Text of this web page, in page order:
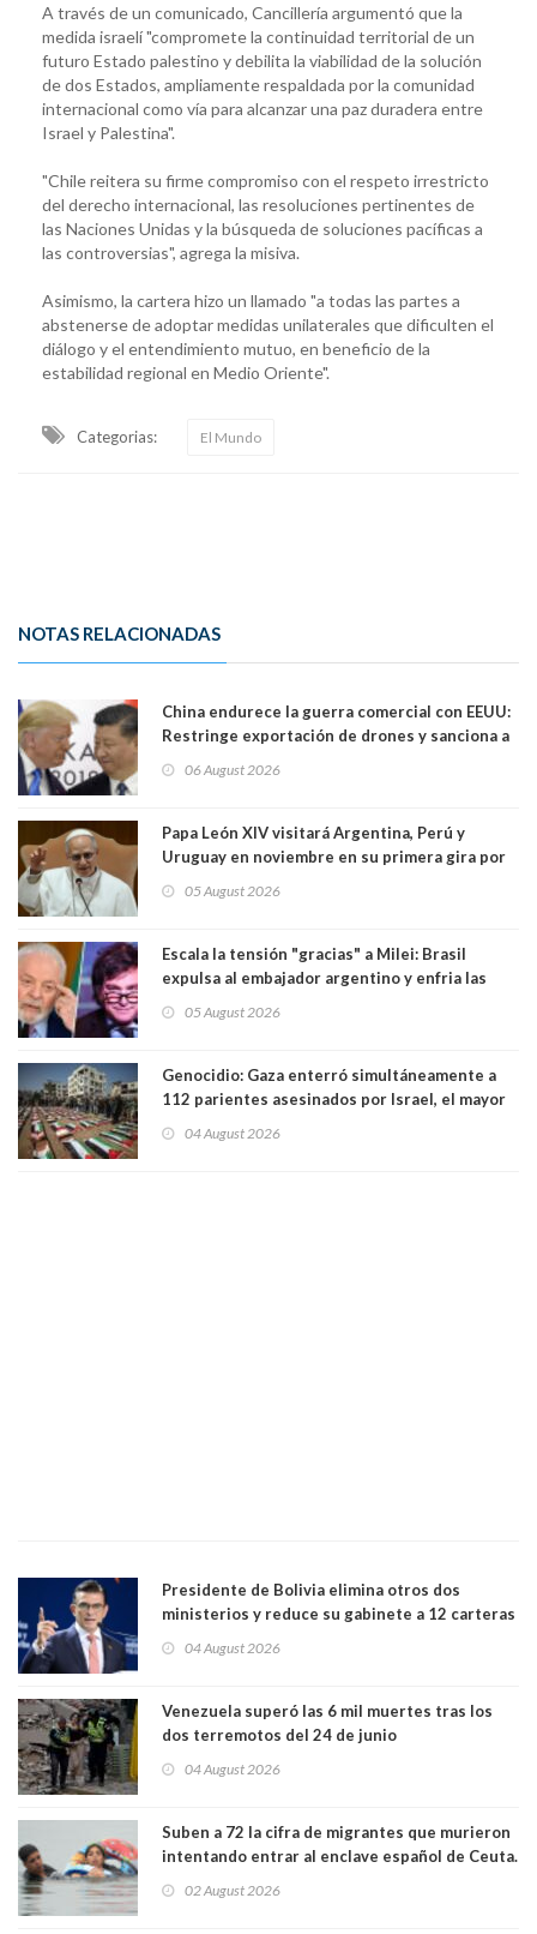
A través de un comunicado, Cancillería argumentó que la
medida israelí "compromete la continuidad territorial de un
futuro Estado palestino y debilita la viabilidad de la solución
de dos Estados, ampliamente respaldada por la comunidad
internacional como vía para alcanzar una paz duradera entre
Israel y Palestina".
"Chile reitera su firme compromiso con el respeto irrestricto
del derecho internacional, las resoluciones pertinentes de
las Naciones Unidas y la búsqueda de soluciones pacíficas a
las controversias", agrega la misiva.
Asimismo, la cartera hizo un llamado "a todas las partes a
abstenerse de adoptar medidas unilaterales que dificulten el
diálogo y el entendimiento mutuo, en beneficio de la
estabilidad regional en Medio Oriente".
Categorias: El Mundo
NOTAS RELACIONADAS
China endurece la guerra comercial con EEUU:
Restringe exportación de drones y sanciona a
06 August 2026
Papa León XIV visitará Argentina, Perú y
Uruguay en noviembre en su primera gira por
05 August 2026
Escala la tensión "gracias" a Milei: Brasil
expulsa al embajador argentino y enfria las
trasandino
05 August 2026
Genocidio: Gaza enterró simultáneamente a
112 parientes asesinados por Israel, el mayor
muertos figuran 44 niños y nueve ancianos
04 August 2026
Presidente de Bolivia elimina otros dos
ministerios y reduce su gabinete a 12 carteras
04 August 2026
Venezuela superó las 6 mil muertes tras los
dos terremotos del 24 de junio
04 August 2026
Suben a 72 la cifra de migrantes que murieron
intentando entrar al enclave español de Ceuta.
02 August 2026